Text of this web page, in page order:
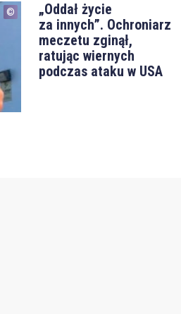
„Oddał życie
za innych”. Ochroniarz
meczetu zginął,
ratując wiernych
podczas ataku w USA